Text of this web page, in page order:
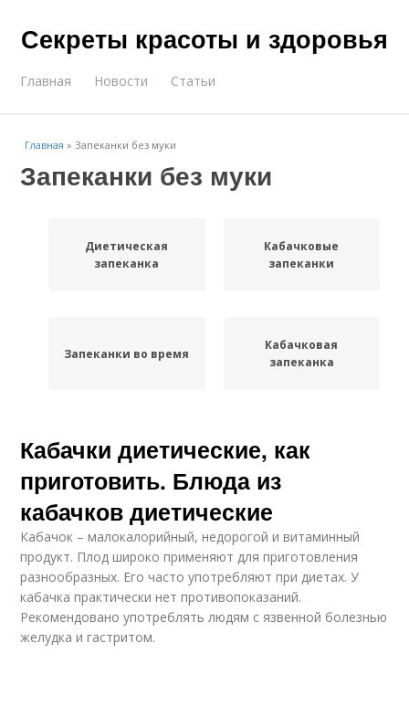
Секреты красоты и здоровья
Главная Новости Статьи
Главная »Запеканки без муки
Запеканки без муки
Диетическая
запеканка
Кабачковые
запеканки
Запеканки во время
Кабачковая
запеканка
Кабачки диетические, как
приготовить. Блюда из
кабачков диетические
Кабачок – малокалорийный, недорогой и витаминный
продукт. Плод широко применяют для приготовления
разнообразных. Его часто употребляют при диетах. У
кабачка практически нет противопоказаний.
Рекомендовано употреблять людям с язвенной болезнью
желудка и гастритом.